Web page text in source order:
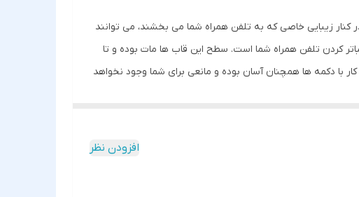
زیبایی خاصی که به تلفن همراه شما می بخشند، می توانند
کردن تلفن همراه شما است. سطح این قاب‌ ها مات بوده و تا
با دکمه ها همچنان آسان بوده و مانعی برای شما وجود نخواهد
برش خورده اند. یکی دیگر از خصوصیات مهم این قاب جنس
ایجاد خط و خش به خوبی محافظت کند. قاب سیلیکونی اصل
افزودن نظر